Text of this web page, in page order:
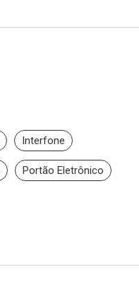
Interfone
Portão Eletrônico